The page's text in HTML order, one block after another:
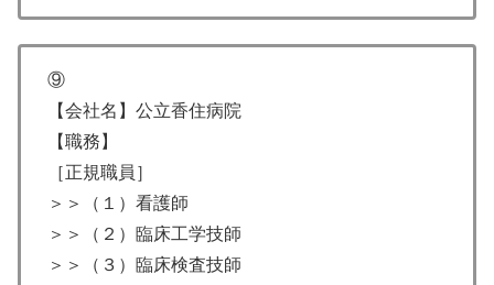
⑨
【会社名】公立香住病院
【職務】
［正規職員］
＞＞（１）看護師
＞＞（２）臨床工学技師
＞＞（３）臨床検査技師